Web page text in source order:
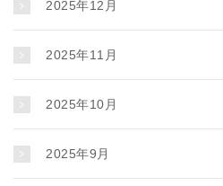
2025年12月
2025年11月
2025年10月
2025年9月